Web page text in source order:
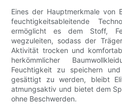
Eines der Hauptmerkmale von
feuchtigkeitsableitende
ermöglicht es dem Stoff,
wegzuleiten, sodass der
Aktivität trocken und
herkömmlicher
Feuchtigkeit zu speichern
gesättigt zu werden, bleibt
atmungsaktiv und bietet dem
ohne Beschwerden.